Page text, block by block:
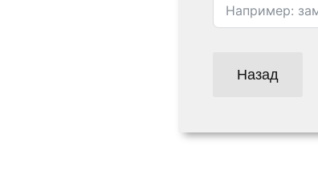
Назад